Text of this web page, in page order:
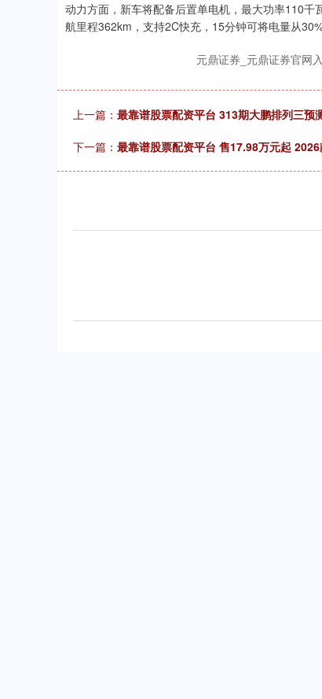
动力方面，新车将配备后置单电机，最大功率110千
航里程362km，支持2C快充，15分钟可将电量从
元鼎证券_元鼎证券官网
上一篇： 最靠谱股票配资平台 313期大鹏排列三预
下一篇： 最靠谱股票配资平台 售17.98万元起